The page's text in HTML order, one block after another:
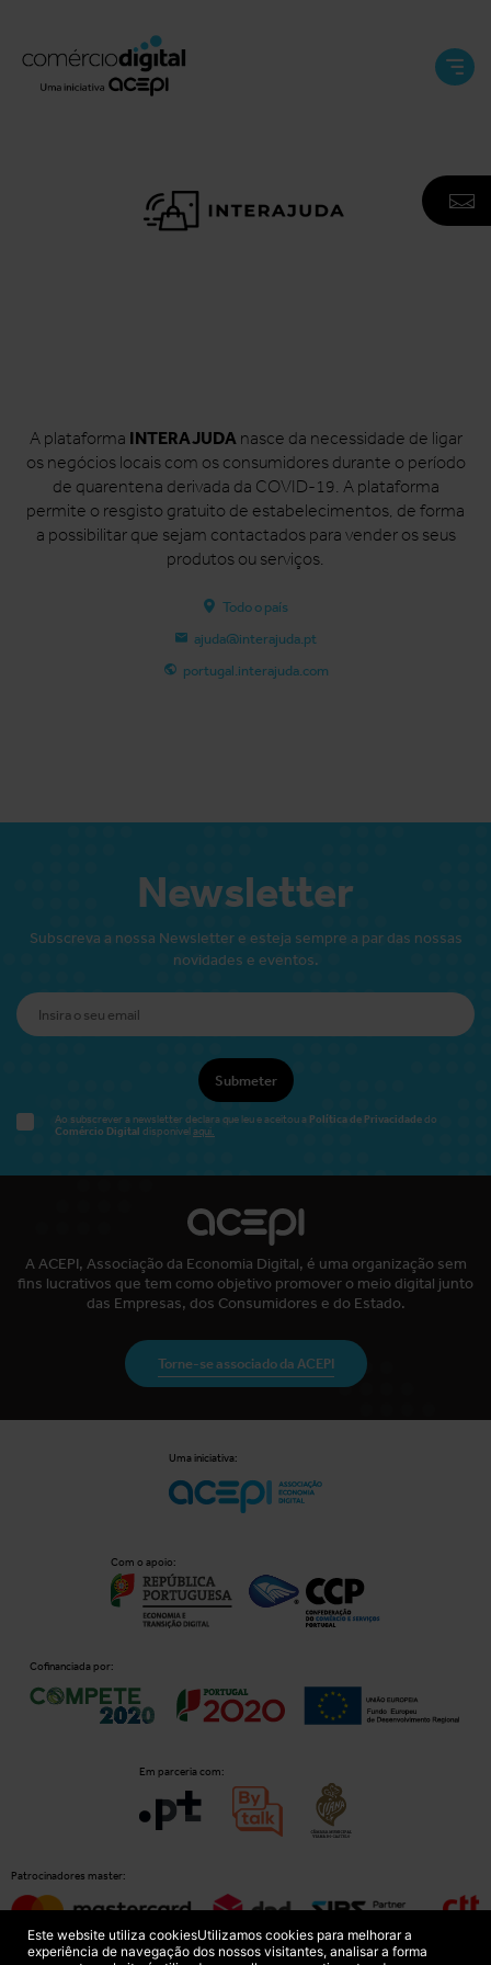
e
A plataforma INTERAJUDAnasce da necessidade de ligar
os negócios locais com os consumidores durante o período
de quarentena derivada da COVID-19. A plataforma
permite o resgisto gratuito de estabelecimentos, de forma
a possibilitar que sejam contactados para vender os seus
produtos ou serviços.
Todo o país
ajuda@interajuda.pt
portugal.interajuda.com
Newsletter
Subscreva a nossa Newsletter e esteja sempre a par das nossas
novidades e eventos.
Submeter
Ao subscrever a newsletter declara que leu e aceitou a Política de Privacidadedo
Comércio Digital disponível aqui.
A ACEPI, Associação da Economia Digital, é uma organização sem
fins lucrativos que tem como objetivo promover o meio digital junto
das Empresas, dos Consumidores e do Estado.
Torne-se associado da ACEPI
Uma iniciativa:
Com o apoio:
Cofinanciada por:
Em parceria com:
Patrocinadores master:
Este website utiliza cookiesUtilizamos cookies para melhorar a
experiência de navegação dos nossos visitantes, analisar a forma